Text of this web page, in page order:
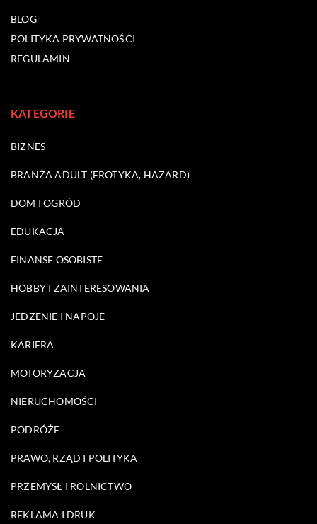
BLOG
POLITYKA PRYWATNOŚCI
REGULAMIN
KATEGORIE
BIZNES
BRANŻA ADULT (EROTYKA, HAZARD)
DOM I OGRÓD
EDUKACJA
FINANSE OSOBISTE
HOBBY I ZAINTERESOWANIA
JEDZENIE I NAPOJE
KARIERA
MOTORYZACJA
NIERUCHOMOŚCI
PODRÓŻE
PRAWO, RZĄD I POLITYKA
PRZEMYSŁ I ROLNICTWO
REKLAMA I DRUK